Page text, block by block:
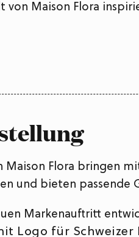
Maison Flora
Maison Flora bringen
und bieten passende
Markenauftritt